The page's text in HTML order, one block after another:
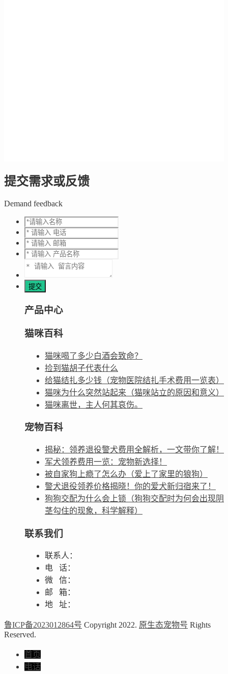
提交需求或反馈
Demand feedback
产品中心
猫咪百科
猫咪喝了多少白酒会致命？
捡到猫胡子代表什么
给猫结扎多少钱（宠物医院结扎手术费用一览表）
猫咪为什么突然站起来（猫咪站立的原因和意义）
猫咪离世，主人何其哀伤。
宠物百科
揭秘：领养退役警犬费用全解析，一文带你了解！
军犬领养费用一览：宠物新选择！
被自家狗上瘾了怎么办（爱上了家里的狼狗）
警犬退役领养价格揭晓！你的爱犬新归宿来了！
狗狗交配为什么会上锁（狗狗交配时为何会出现阴
茎勾住的现象，科学解释）
联系我们
联系人：
电 话：
微 信：
邮 箱：
地 址：
鲁ICP备2023012864号 Copyright 2022. 原生态宠物号 Rights
Reserved.
首页
电话